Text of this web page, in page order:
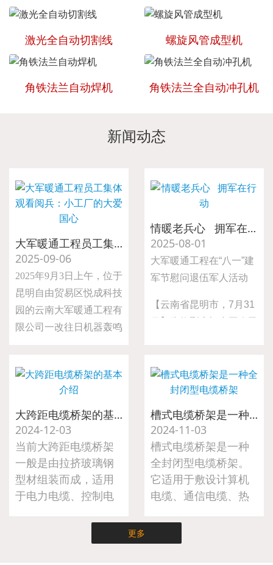
激光全自动切割线 螺旋风管成型机
角铁法兰自动焊机 角铁法兰全自动冲孔机
新闻动态
大军暖通工程员工集体观看阅兵：小工厂的大爱国心
2025-09-06
2025年9月3日上午，位于
昆明自由贸易区悦成科技
园的云南大军暖通工程有
限公司一改往日机器轰鸣
共同观看纪念中国人民抗
日战争暨世界反法西斯战
争胜利80周年阅兵式直
播。
情暖老兵心 拥军在行动
2025-08-01
大军暖通工程在“八一”建
军节慰问退伍军人活动
【云南省昆明市，7月31
达对退伍军人的崇高敬意
与深切关怀，大军暖通工
了“八一”建军节慰问退伍
军人活动。公司总经理亲
自前往车间，为公司的退
伍军人送上节日的诚挚问
候与精心准备的慰问礼
大跨距电缆桥架的基本介绍
2024-12-03
当前大跨距电缆桥架
一般是由拉挤玻璃钢
型材组装而成，适用
于电力电缆、控制电
槽式电缆桥架是一种全封闭型电缆桥架
2024-11-03
槽式电缆桥架是一种
全封闭型电缆桥架。
它适用于敷设计算机
电缆、通信电缆、热
敏系统的控制电缆
等。
更多